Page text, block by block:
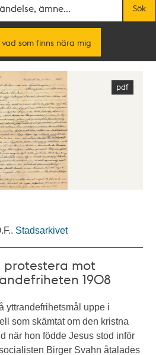
Sök
vad som finns nära mig
Stadsarkivet
protestera mot
1908
yttrandefrihetsmål uppe i
som skämtat om den kristna
när hon födde Jesus stod inför
Birger Svahn åtalades